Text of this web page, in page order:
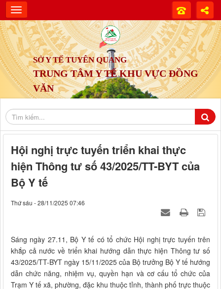
SỞ Y TẾ TUYÊN QUANG
TRUNG TÂM Y TẾ KHU VỰC ĐỒNG
VĂN
Hội nghị trực tuyến triển khai thực
hiện Thông tư số 43/2025/TT-BYT của
Bộ Y tế
Thứ sáu - 28/11/2025 07:46
Sáng ngày 27.11, Bộ Y tế có tổ chức Hội nghị trực tuyến trên
khắp cả nước về triển khai hướng dẫn thực hiện Thông tư số
43/2025/TT-BYT ngày 15/11/2025 của Bộ trưởng Bộ Y tế hướng
dẫn chức năng, nhiệm vụ, quyền hạn và cơ cấu tổ chức của
Trạm Y tế xã, phường, đặc khu thuộc tỉnh, thành phố trực thuộc